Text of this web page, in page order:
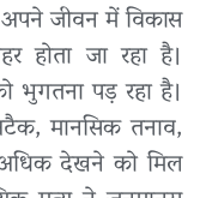
जीवन में विकास
होता जा रहा है।
भुगतना पड़ रहा है।
मानसिक तनाव,
देखने को मिल